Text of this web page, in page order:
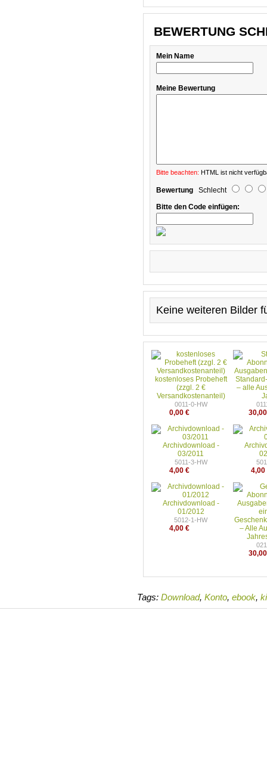
BEWERTUNG
Mein Name
Meine Bewertung
Bitte beachten: HTML ist nicht
Bewertung
Schlecht
Bitte den Code einfügen:
Keine weiteren Bilder
kostenloses Probeheft
(zzgl. 2 €
Versandkostenanteil)
0011-0-HW
0,00 €
– alle
Archivdownload -
03/2011
5011-3-HW
4,00 € 4,00
Archivdownload -
01/2012
5012-1-HW
4,00 €
– Alle
Tags: Download, Konto, ebook,